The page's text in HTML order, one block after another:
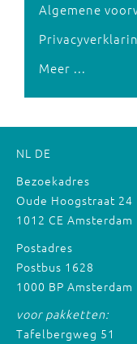
Algemene
Meer ...
NL DE
Bezoekadres
Oude Hoogstraat 24
1012 CE Amsterdam
Postadres
Postbus 1628
1000 BP Amsterdam
voor pakketten:
Tafelbergweg 51